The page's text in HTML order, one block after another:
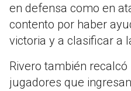
en defensa como en
contento por haber
victoria y a clasificar a
Rivero también
jugadores que